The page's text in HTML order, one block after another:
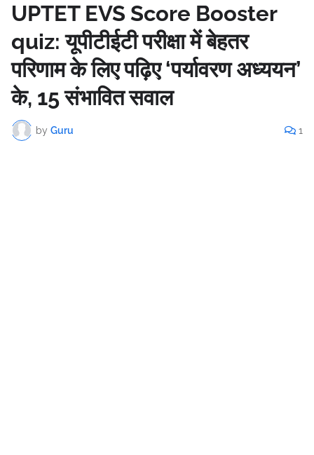
UPTET EVS Score Booster
quiz: यूपीटीईटी परीक्षा में बेहतर
परिणाम के लिए पढ़िए ‘पर्यावरण अध्ययन’
के, 15 संभावित सवाल
by Guru 1